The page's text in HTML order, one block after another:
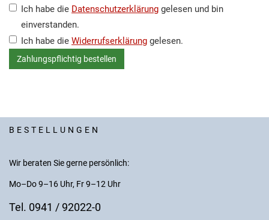
Ich habe die Datenschutzerklärung gelesen und bin
einverstanden.
Ich habe die Widerrufserklärung gelesen.
BESTELLUNGEN
Wir beraten Sie gerne persönlich:
Mo–Do 9–16 Uhr, Fr 9–12 Uhr
Tel. 0941 / 92022-0